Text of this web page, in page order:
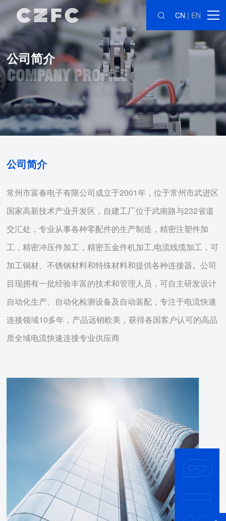
CN | EN
公司简介
COMPANY PROFILE
公司简介
常州市富春电子有限公司成立于2001年，位于常州市武进区
国家高新技术产业开发区，自建工厂位于武南路与232省道
交汇处，专业从事各种零配件的生产制造，精密注塑件加
工，精密冲压件加工，精密五金件机加工,电流线缆加工，可
加工铜材、不锈钢材料和特殊材料和提供各种连接器。公司
目现拥有一批经验丰富的技术和管理人员，可自主研发设计
自动化生产、自动化检测设备及自动装配，专注于电流快速
连接领域10多年，产品远销欧美，获得各国客户认可的高品
质全域电流快速连接专业供应商